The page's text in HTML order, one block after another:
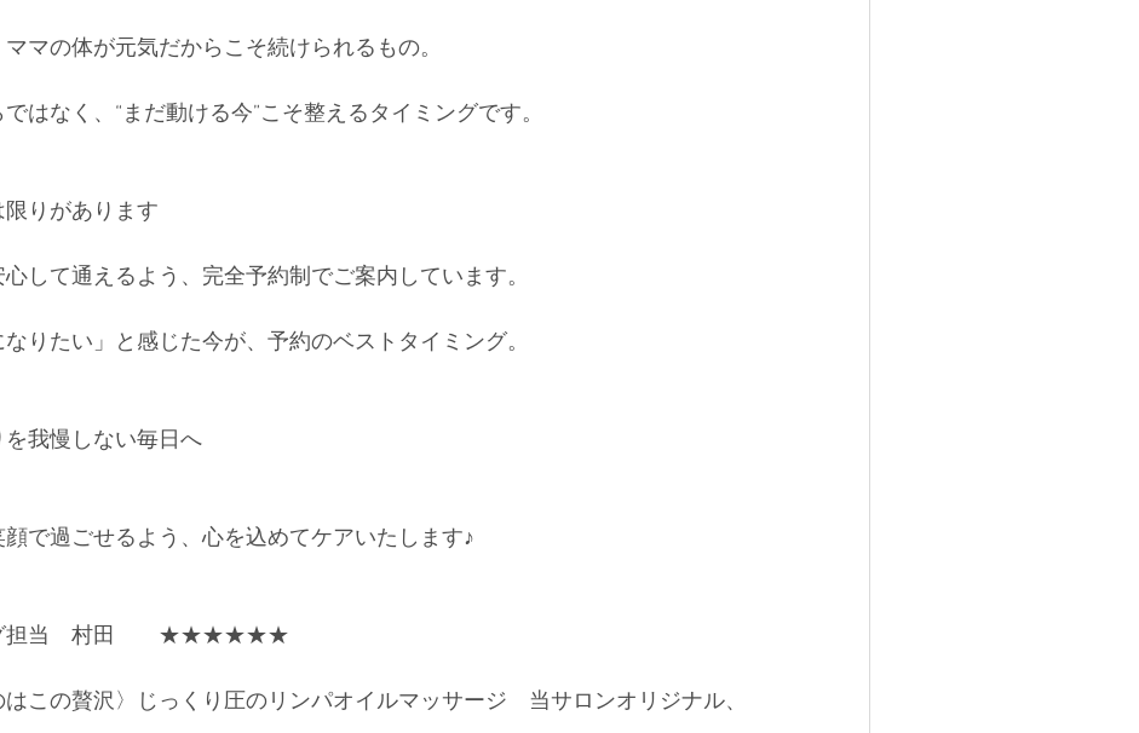
マの体が元気だからこそ続けられるもの。
はなく、“まだ動ける今”こそ整えるタイミングです。
りがあります
して通えるよう、完全予約制でご案内しています。
なりたい」と感じた今が、予約のベストタイミング。
我慢しない毎日へ
で過ごせるよう、心を込めてケアいたします♪
当　村田　　★★★★★★
はこの贅沢〉じっくり圧のリンパオイルマッサージ　当サロンオリジナル、